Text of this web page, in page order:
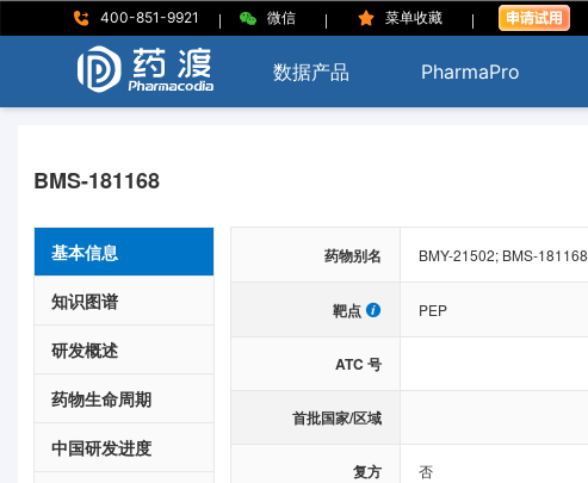
400-851-9921 | 微信 | 菜单收藏 |
数据产品 PharmaPro
BMS-181168
基本信息
知识图谱
研发概述
药物生命周期
中国研发进度
药物别名 BMY-21502; BMS-181168
靶点 PEP
ATC 号
首批国家/区域
复方 否